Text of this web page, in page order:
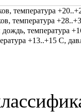
температура
температура
температура
+13..+15 С,